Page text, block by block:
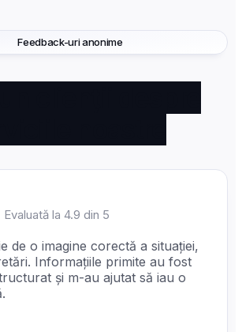
Feedback-uri anonime
Evaluată la 4.9 din 5
de o imagine corectă a situației,
Informațiile primite au fost
și m-au ajutat să iau o